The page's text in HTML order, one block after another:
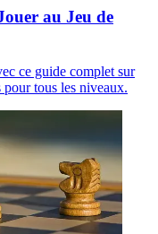
au Jeu de
ce guide complet sur
pour tous les niveaux.